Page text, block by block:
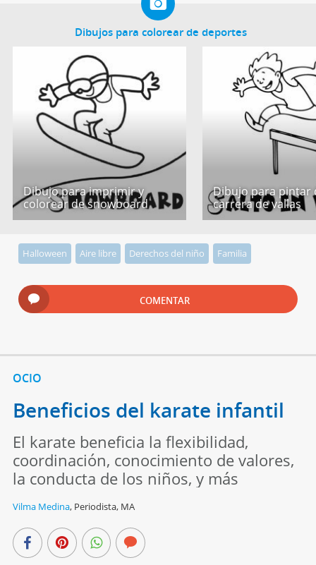
Dibujos para colorear de deportes
Dibujo para imprimir y
colorear de snowboard
Dibujo para pintar
carrera de vallas
Halloween Aire libre Derechos del niño Familia
COMENTAR
OCIO
Beneficios del karate infantil
El karate beneficia la flexibilidad,
coordinación, conocimiento de valores,
la conducta de los niños, y más
Vilma Medina, Periodista, MA